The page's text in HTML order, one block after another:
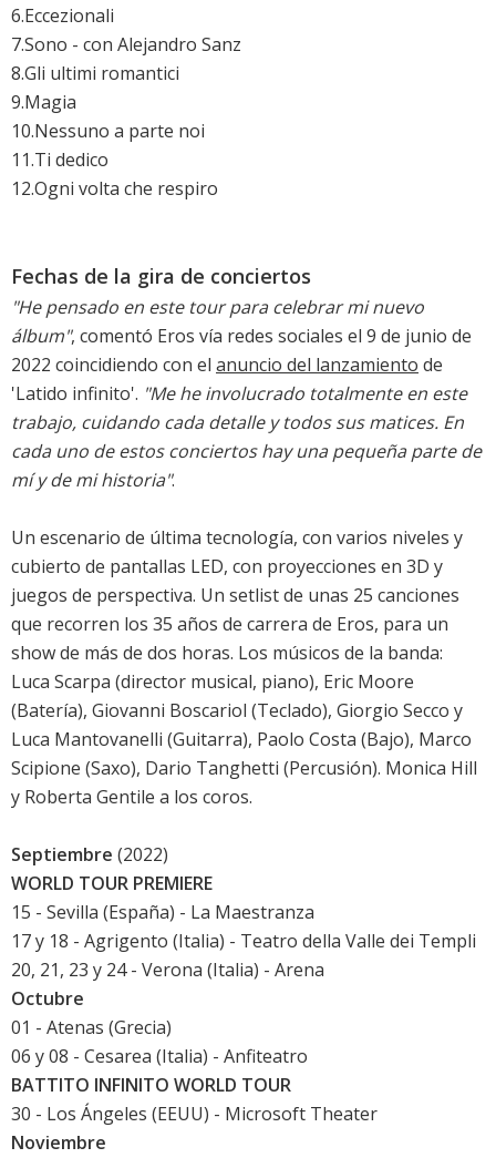
6.Eccezionali
7.Sono - con Alejandro Sanz
8.Gli ultimi romantici
9.Magia
10.Nessuno a parte noi
11.Ti dedico
12.Ogni volta che respiro
Fechas de la gira de conciertos
"He pensado en este tour para celebrar mi nuevo
álbum", comentó Eros vía redes sociales el 9 de junio de
2022 coincidiendo con el anuncio del lanzamiento de
'Latido infinito'. "Me he involucrado totalmente en este
trabajo, cuidando cada detalle y todos sus matices. En
cada uno de estos conciertos hay una pequeña parte de
mí y de mi historia".
Un escenario de última tecnología, con varios niveles y
cubierto de pantallas LED, con proyecciones en 3D y
juegos de perspectiva. Un setlist de unas 25 canciones
que recorren los 35 años de carrera de Eros, para un
show de más de dos horas. Los músicos de la banda:
Luca Scarpa (director musical, piano), Eric Moore
(Batería), Giovanni Boscariol (Teclado), Giorgio Secco y
Luca Mantovanelli (Guitarra), Paolo Costa (Bajo), Marco
Scipione (Saxo), Dario Tanghetti (Percusión). Monica Hill
y Roberta Gentile a los coros.
Septiembre (2022)
WORLD TOUR PREMIERE
15 - Sevilla (España) - La Maestranza
17 y 18 - Agrigento (Italia) - Teatro della Valle dei Templi
20, 21, 23 y 24 - Verona (Italia) - Arena
Octubre
01 - Atenas (Grecia)
06 y 08 - Cesarea (Italia) - Anfiteatro
BATTITO INFINITO WORLD TOUR
30 - Los Ángeles (EEUU) - Microsoft Theater
Noviembre